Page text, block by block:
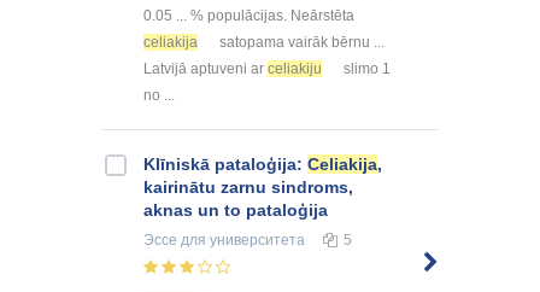
0.05 ... % populācijas. Neārstēta
celiakija
satopama vairāk bērnu ...
Latvijā aptuveni ar celiakiju
slimo 1
no ...
Klīniskā pataloģija: Celiakija,
kairinātu zarnu sindroms,
aknas un to pataloģija
Эссе для университета 5